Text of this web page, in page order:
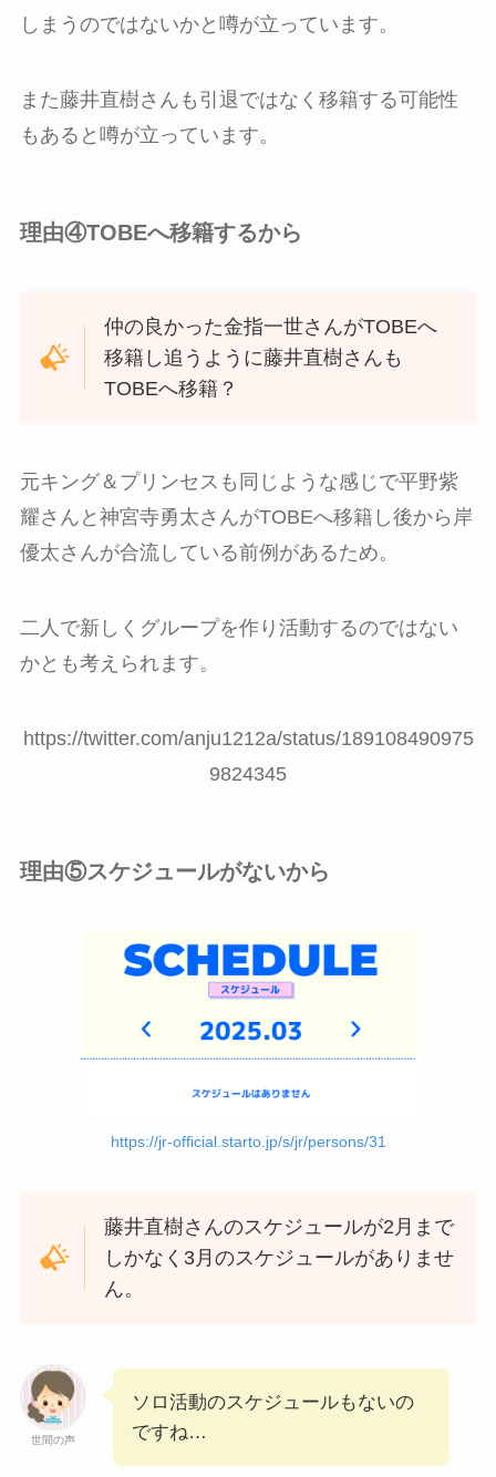
しまうのではないかと噂が立っています。
また藤井直樹さんも引退ではなく移籍する可能性
もあると噂が立っています。
理由④TOBEへ移籍するから
仲の良かった金指一世さんがTOBEへ
移籍し追うように藤井直樹さんも
TOBEへ移籍？
元キング＆プリンセスも同じような感じで平野紫
耀さんと神宮寺勇太さんがTOBEへ移籍し後から岸
優太さんが合流している前例があるため。
二人で新しくグループを作り活動するのではない
かとも考えられます。
https://twitter.com/anju1212a/status/189108490975
9824345
理由⑤スケジュールがないから
https://jr-official.starto.jp/s/jr/persons/31
藤井直樹さんのスケジュールが2月まで
しかなく3月のスケジュールがありませ
ん。
世間の声
ソロ活動のスケジュールもないの
ですね…